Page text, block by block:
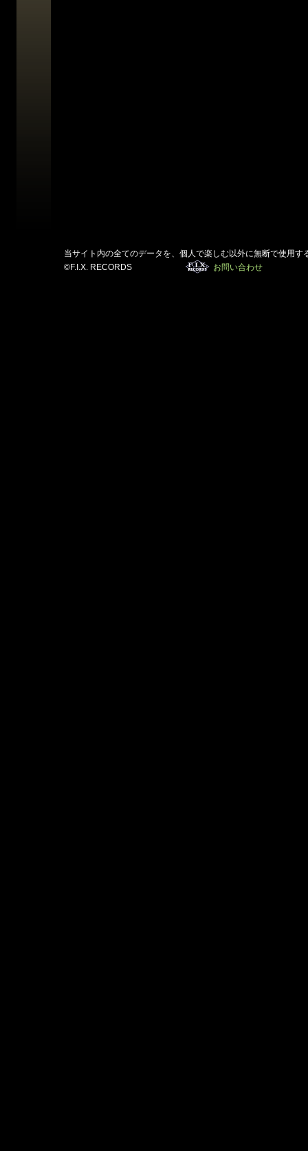
当サイト内の全てのデータを、個人で楽しむ以外に無断で使用す
©F.I.X. RECORDS
お問い合わせ